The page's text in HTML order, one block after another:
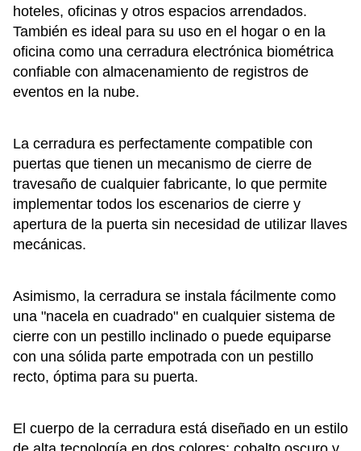
hoteles, oficinas y otros espacios arrendados.
También es ideal para su uso en el hogar o en la
oficina como una cerradura electrónica biométrica
confiable con almacenamiento de registros de
eventos en la nube.
La cerradura es perfectamente compatible con
puertas que tienen un mecanismo de cierre de
travesaño de cualquier fabricante, lo que permite
implementar todos los escenarios de cierre y
apertura de la puerta sin necesidad de utilizar llaves
mecánicas.
Asimismo, la cerradura se instala fácilmente como
una "nacela en cuadrado" en cualquier sistema de
cierre con un pestillo inclinado o puede equiparse
con una sólida parte empotrada con un pestillo
recto, óptima para su puerta.
El cuerpo de la cerradura está diseñado en un estilo